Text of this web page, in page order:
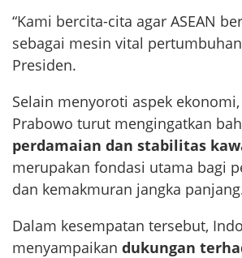
“Kami bercita-cita agar ASEAN
sebagai mesin vital
Presiden.
Selain menyoroti aspek
Prabowo turut mengingatkan
perdamaian dan stabilitas
merupakan fondasi utama bagi
dan kemakmuran jangka
Dalam kesempatan tersebut,
menyampaikan dukungan